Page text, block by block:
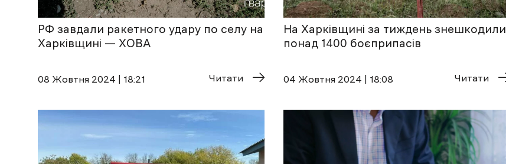
РФ завдали ракетного удару по селу на
Харківщині — ХОВА
08 Жовтня 2024 | 18:21 Читати
На Харківщині за тиждень знешкодили
понад 1400 боєприпасів
04 Жовтня 2024 | 18:08 Читати